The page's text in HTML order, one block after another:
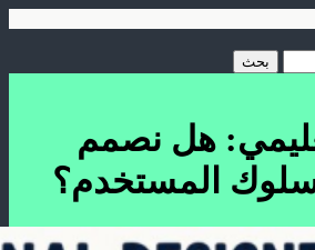
هل نصمم
سلوك المستخدم؟